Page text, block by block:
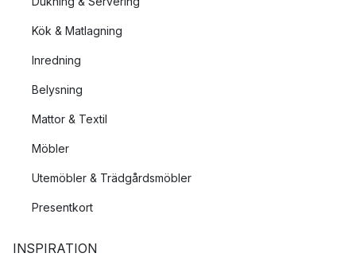
Kök & Matlagning
Inredning
Belysning
Mattor & Textil
Möbler
Utemöbler & Trädgårdsmöbler
Presentkort
INSPIRATION